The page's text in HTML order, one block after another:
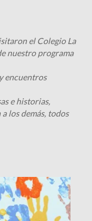
el Colegio La
nuestro programa
encuentros
e historias,
los demás, todos